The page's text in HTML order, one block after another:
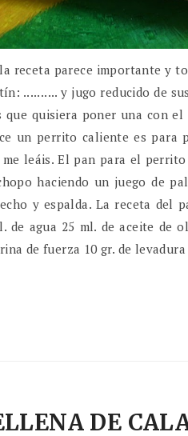
receta parece importante y
.......... y jugo reducido de
que quisiera poner una con
un perrito caliente es para
leáis. El pan para el
haciendo un juego de
y espalda. La receta del
de agua 25 ml. de aceite de
de fuerza 10 gr. de
DE